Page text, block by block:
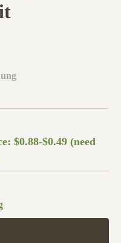
$0.88-$0.49 (need